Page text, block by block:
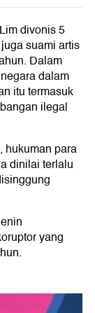
divonis 5
suami artis
Dalam
dalam
itu termasuk
ilegal
hukuman para
dinilai terlalu
yang